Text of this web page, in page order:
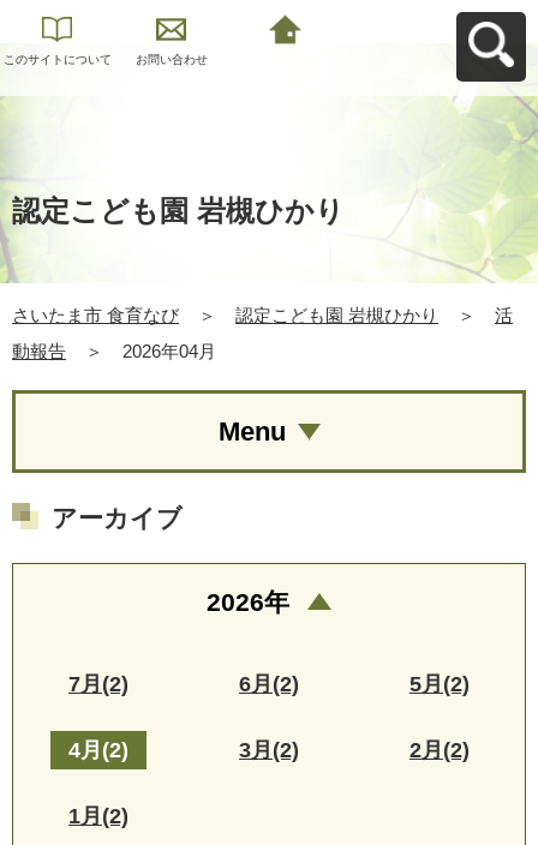
このサイトについて お問い合わせ
認定こども園 岩槻ひかり
さいたま市 食育なび ＞ 認定こども園 岩槻ひかり ＞
活
動報告
＞ 2026年04月
Menu
アーカイブ
2026年
7月(2) 6月(2) 5月(2)
4月(2) 3月(2) 2月(2)
1月(2)